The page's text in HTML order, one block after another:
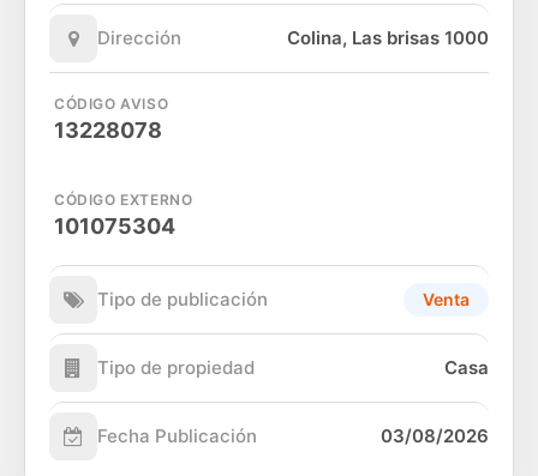
Dirección Colina, Las brisas 1000
CÓDIGO AVISO
13228078
CÓDIGO EXTERNO
101075304
Tipo de publicación Venta
Tipo de propiedad Casa
Fecha Publicación 03/08/2026